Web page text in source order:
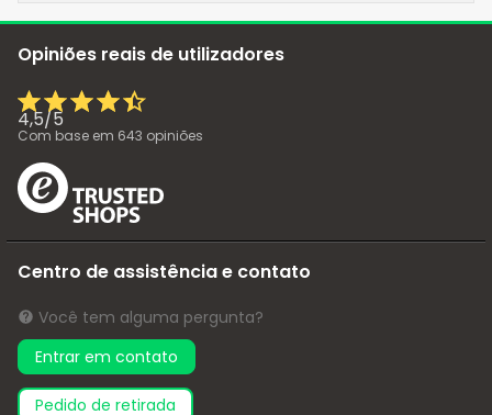
Opiniões reais de utilizadores
4,5/5
Com base em 643 opiniões
Centro de assistência e contato
Você tem alguma pergunta?
Entrar em contato
pedido de retirada